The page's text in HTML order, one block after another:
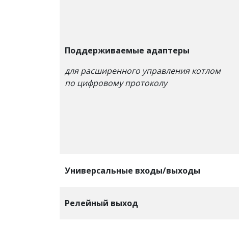
Поддерживаемые адаптеры
для расширенного управления котлом
по цифровому протоколу
Универсальные входы/выходы
Релейный выход